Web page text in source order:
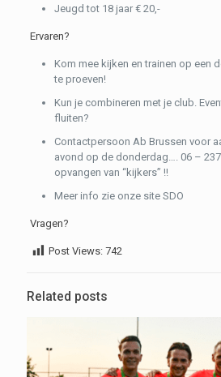
Jeugd tot 18 jaar € 20,-
Ervaren?
Kom mee kijken en trainen op een
te proeven!
Kun je combineren met je club.
fluiten?
Contactpersoon Ab Brussen voor
avond op de donderdag…. 06 –
opvangen van “kijkers” !!
Meer info zie onze site SDO
Vragen?
Post Views: 742
Related posts